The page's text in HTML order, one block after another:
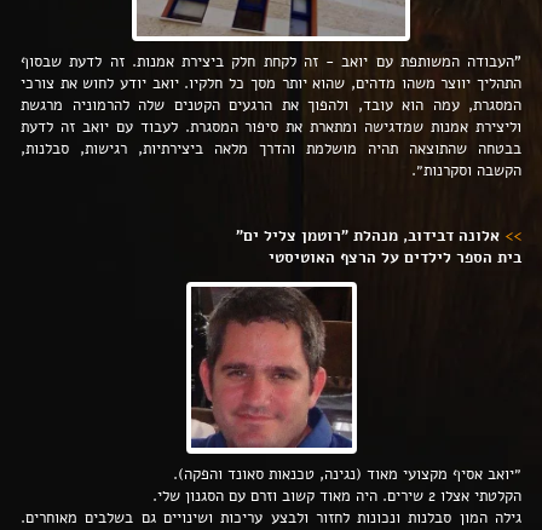
"העבודה המשותפת עם יואב - זה לקחת חלק ביצירת אמנות. זה לדעת שבסוף
התהליך יווצר משהו מדהים, שהוא יותר מסך כל חלקיו. יואב יודע לחוש את צורכי
המסגרת, עמה הוא עובד, ולהפוך את הרגעים הקטנים שלה להרמוניה מרגשת
וליצירת אמנות שמדגישה ומתארת את סיפור המסגרת. לעבוד עם יואב זה לדעת
בבטחה שהתוצאה תהיה מושלמת והדרך מלאה ביצירתיות, רגישות, סבלנות,
הקשבה וסקרנות״.
>> אלונה דבידוב, מנהלת ״רוטמן צליל ים״
בית הספר לילדים על הרצף האוטיסטי
״יואב אסיף מקצועי מאוד (נגינה, טכנאות סאונד והפקה).
הקלטתי אצלו 2 שירים.
היה מאוד קשוב וזרם עם הסגנון שלי.
גילה המון סבלנות ונכונות לחזור ולבצע עריכות ושינויים גם בשלבים מאוחרים.